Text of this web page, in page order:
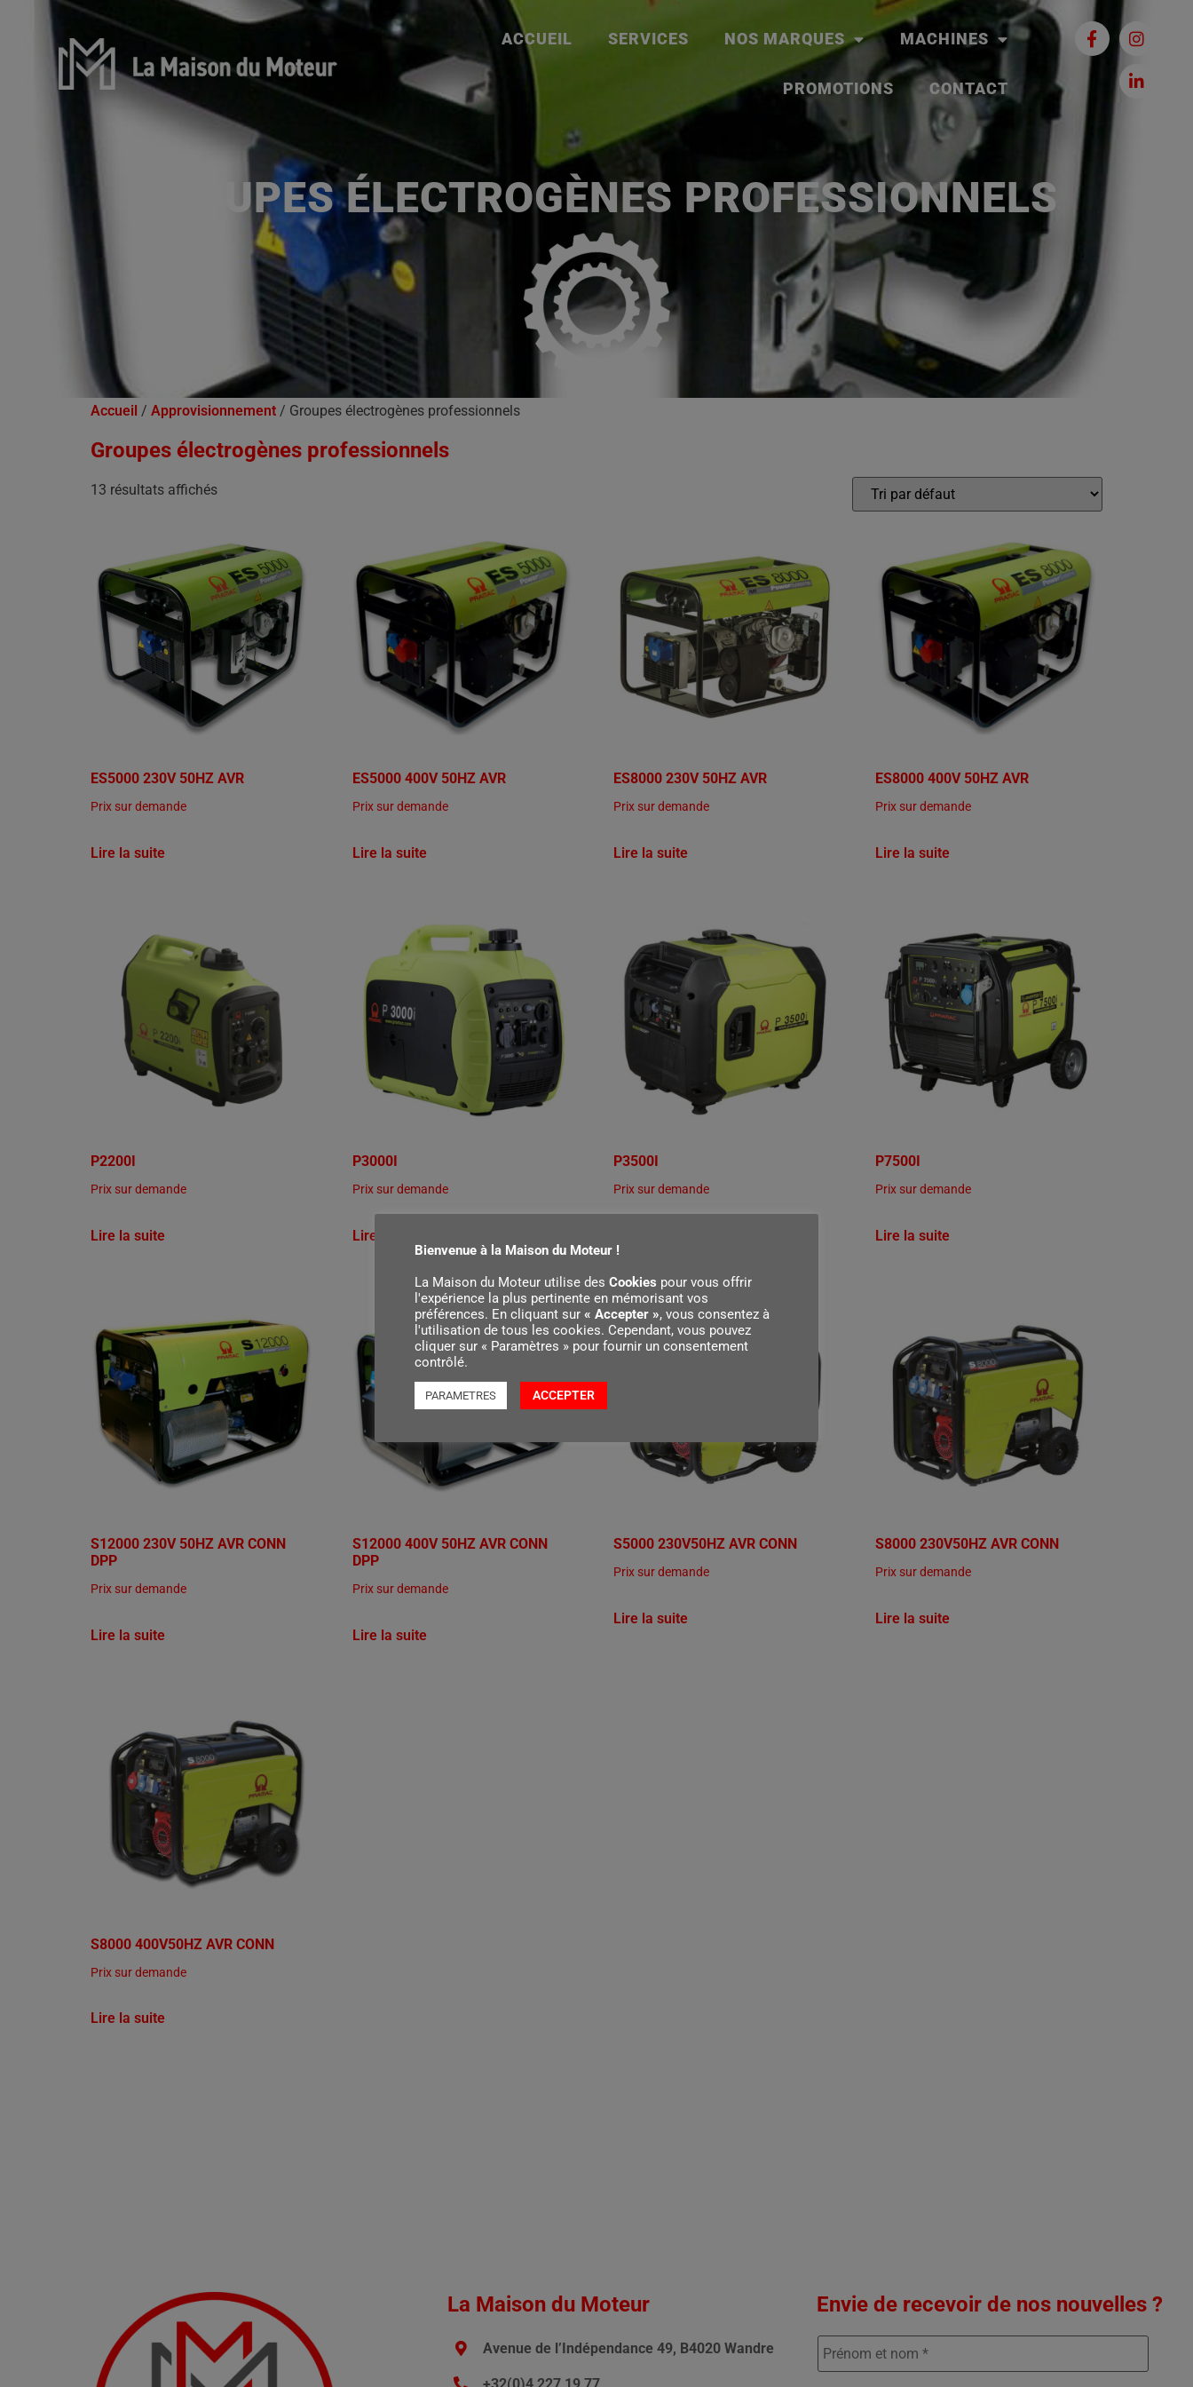
ACCUEIL SERVICES NOS MARQUES MACHINES
PROMOTIONS CONTACT
GROUPES ÉLECTROGÈNES PROFESSIONNELS
Accueil / Approvisionnement / Groupes électrogènes professionnels
Groupes électrogènes professionnels
13 résultats affichés
ES5000 230V 50HZ AVR
Prix sur demande
Lire la suite
ES5000 400V 50HZ AVR
Prix sur demande
Lire la suite
ES8000 230V 50HZ AVR
Prix sur demande
Lire la suite
ES8000 400V 50HZ AVR
Prix sur demande
Lire la suite
P2200I
Prix sur demande
Lire la suite
P3000I
Prix sur demande
Lire la suite
P3500I
Prix sur demande
P7500I
Prix sur demande
Lire la suite
S12000 230V 50HZ AVR CONN
DPP
Prix sur demande
Lire la suite
S12000 400V 50HZ AVR CONN
DPP
Prix sur demande
Lire la suite
S5000 230V50HZ AVR CONN
Prix sur demande
Lire la suite
S8000 230V50HZ AVR CONN
Prix sur demande
Lire la suite
S8000 400V50HZ AVR CONN
Prix sur demande
Lire la suite
La Maison du Moteur
Avenue de l’Indépendance 49, B4020 Wandre
Envie de recevoir de nos nouvelles ?
Bienvenue à la Maison du Moteur !
La Maison du Moteur utilise des Cookies pour vous offrir
l'expérience la plus pertinente en mémorisant vos
préférences. En cliquant sur « Accepter », vous consentez à
l'utilisation de tous les cookies. Cependant, vous pouvez
cliquer sur « Paramètres » pour fournir un consentement
contrôlé.
PARAMETRES ACCEPTER